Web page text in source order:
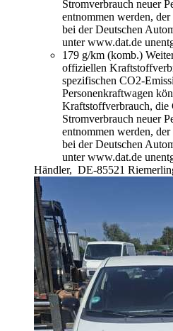
Stromverbrauch neuer
entnommen werden,
bei der Deutschen
unter www.dat.de
179 g/km (komb.)
offiziellen
spezifischen CO2-
Personenkraftwagen
Kraftstoffverbrauch, die
Stromverbrauch neuer
entnommen werden,
bei der Deutschen
unter www.dat.de
Händler, DE-85521